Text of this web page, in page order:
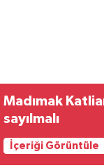
Madımak
sayılmalı
İçeriği Görüntüle